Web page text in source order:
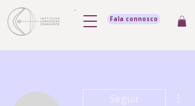
Fala connosco
Seguir